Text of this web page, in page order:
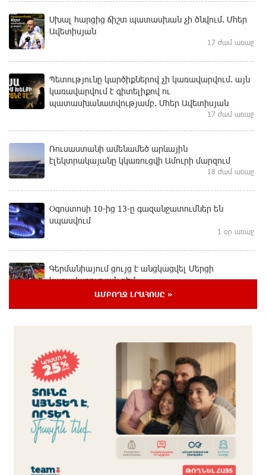
Սխալ հարցից ճիշտ պատասխան չի ծնվում. Մհեր
Ավետիսյան
17 ժամ առաջ
Պետությունը կարծիքներով չի կառավարվում. այն
կառավարվում է գիտելիքով ու
պատասխանատվությամբ. Մհեր Ավետիսյան
17 ժամ առաջ
Ռուսաստանի ամենամեծ արևային
էլեկտրակայանը կկառուցվի Ամուրի մարզում
18 ժամ առաջ
Օգոստոսի 10-ից 13-ը գազանջատումներ են
սպասվում
1 օր առաջ
Գերմանիայում ցույց է անցկացվել Մերցի
կառավարության դեմ
միլիոն դիտում՝ 24 ժամում
1 օր առաջ
23-ամյա ուսանողի մշակած հավելվածը
հարավկորեական App Store-ում շրջանցել է
նույնիսկ Google Maps-ը
1 օր առաջ
Ռուսաստանի տարածքում ոչնչացվել է
ուկրաինական 360 անօդաչու թռչող սարք
ԱՄԲՈՂՋ ԼՐԱՀՈՍԸ »